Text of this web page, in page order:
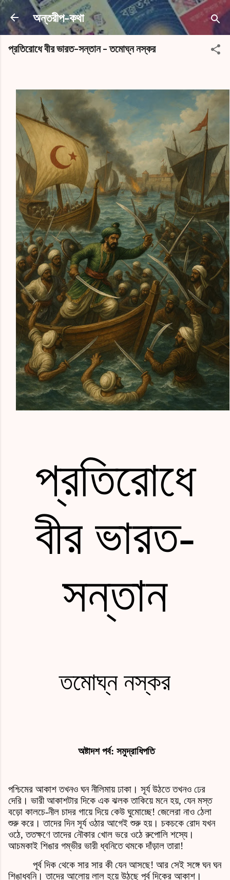
সরাসরি প্রধান সামগ্রীতে চলে যান
অন্তরীপ-কথা
প্রতিরোধে বীর ভারত-সন্তান - তমোঘ্ন নস্কর
প্রতিরোধে
বীর ভারত-
সন্তান
তমোঘ্ন নস্কর
অষ্টাদশ পর্ব: সমুদ্রাধিপতি
পশ্চিমের আকাশ তখনও ঘন নীলিমায় ঢাকা। সূর্য উঠতে তখনও ঢের
দেরি। ভারী আকাশটার দিকে এক ঝলক তাকিয়ে মনে হয়, যেন মস্ত
বড়ো কালচে-নীল চাদর গায়ে দিয়ে কেউ ঘুমোচ্ছে! জেলেরা নাও ঠেলা
শুরু করে। তাদের দিন সূর্য ওঠার আগেই শুরু হয়। চকচকে রোদ যখন
ওঠে, ততক্ষণে তাদের নৌকার খোল ভরে ওঠে রুপোলি শস্যে।
আচমকাই শিঙার গম্ভীর ভারী ধ্বনিতে থমকে দাঁড়াল তারা!
পূর্ব দিক থেকে সার সার কী যেন আসছে! আর সেই সঙ্গে ঘন ঘন
শিঙাধ্বনি। তাদের আলোয় লাল হয়ে উঠছে পূর্ব দিকের আকাশ।